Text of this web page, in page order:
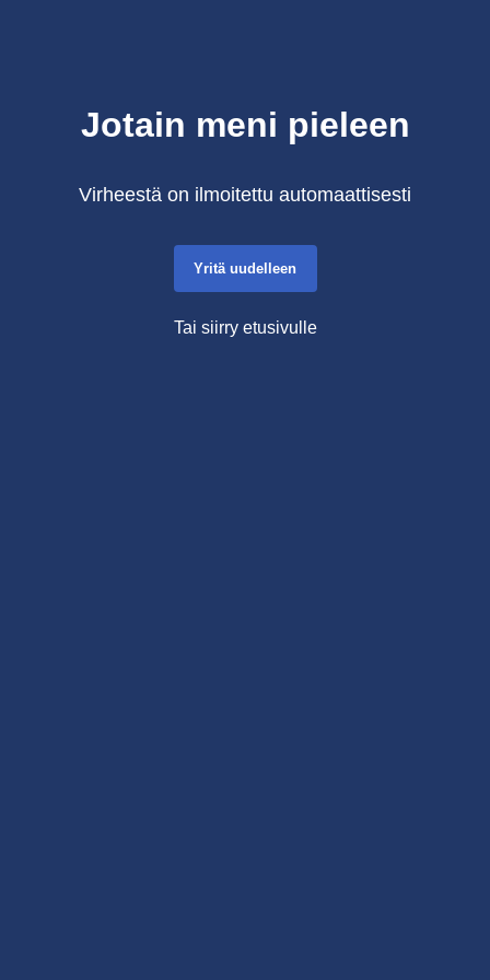
Jotain meni pieleen
Virheestä on ilmoitettu automaattisesti
Yritä uudelleen
Tai siirry etusivulle